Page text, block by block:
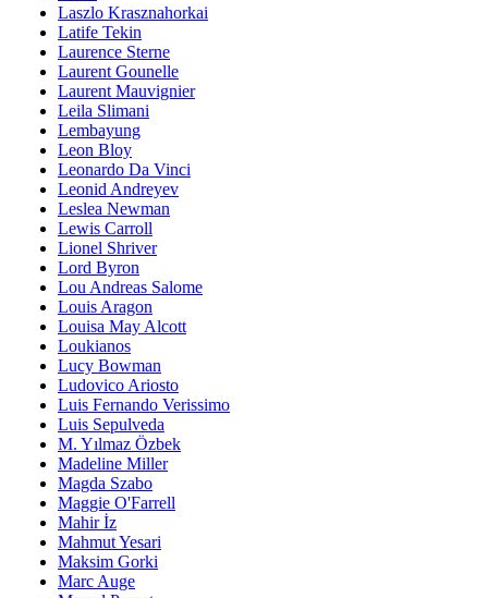
Laszlo Krasznahorkai
Latife Tekin
Laurence Sterne
Laurent Gounelle
Laurent Mauvignier
Leila Slimani
Lembayung
Leon Bloy
Leonardo Da Vinci
Leonid Andreyev
Leslea Newman
Lewis Carroll
Lionel Shriver
Lord Byron
Lou Andreas Salome
Louis Aragon
Louisa May Alcott
Loukianos
Lucy Bowman
Ludovico Ariosto
Luis Fernando Verissimo
Luis Sepulveda
M. Yılmaz Özbek
Madeline Miller
Magda Szabo
Maggie O'Farrell
Mahir İz
Mahmut Yesari
Maksim Gorki
Marc Auge